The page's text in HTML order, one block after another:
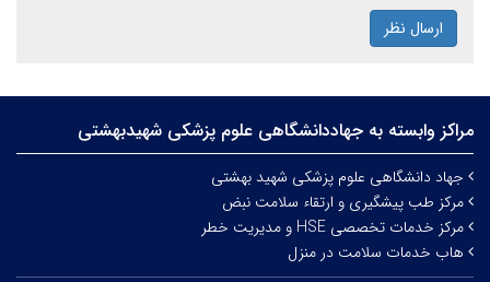
ارسال نظر
مراکز وابسته به جهاددانشگاهی علوم‌ پزشکی شهیدبهشتی
جهاد دانشگاهی علوم پزشکی شهید بهشتی
مرکز طب پیشگیری و ارتقاء سلامت نبض
مرکز خدمات تخصصی HSE و مدیریت خطر
هاب خدمات سلامت در منزل